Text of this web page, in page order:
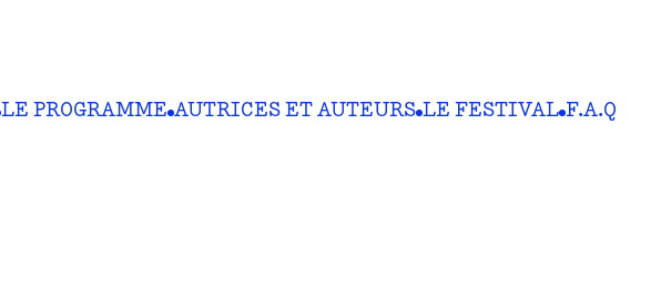
LE PROGRAMME AUTRICES ET AUTEURS LE FESTIVAL F.A.Q